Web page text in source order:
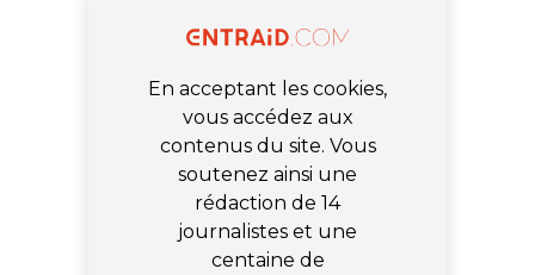
En acceptant les cookies,
vous accédez aux
contenus du site. Vous
soutenez ainsi une
rédaction de 14
journalistes et une
centaine de